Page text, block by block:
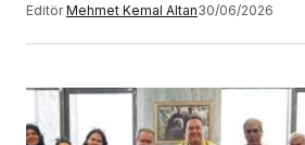
Editör Mehmet Kemal Altan30/06/2026